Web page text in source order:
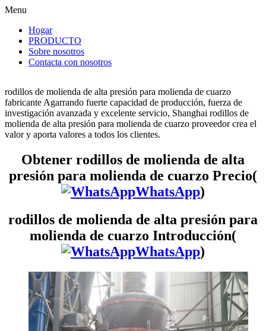
Menu
Hogar
PRODUCTO
Sobre nosotros
Contacta con nosotros
rodillos de molienda de alta presión para molienda de cuarzo
fabricante Agarrando fuerte capacidad de producción, fuerza de
investigación avanzada y excelente servicio, Shanghai rodillos de
molienda de alta presión para molienda de cuarzo proveedor crea el
valor y aporta valores a todos los clientes.
Obtener rodillos de molienda de alta
presión para molienda de cuarzo Precio(
WhatsApp)
rodillos de molienda de alta presión para
molienda de cuarzo Introducción(
WhatsApp)